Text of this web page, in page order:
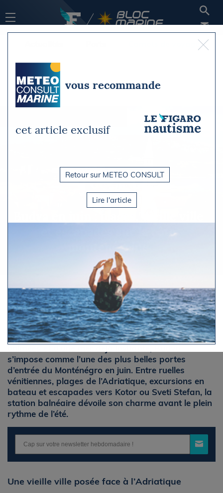
Carnets de voyage
et escapades sur la côte
monténégrine
Par Nathalie Moreau
Mardi 9 juin 2026 à 6h39
Avec le retour des longues journées, des terrasses
animées et d’une mer déjà invitante, Budva
s’impose comme l’une des plus belles portes
d’entrée du Monténégro en juin. Entre ruelles
vénitiennes, plages de l’Adriatique, excursions en
bateau et escapades vers Kotor ou Sveti Stefan, la
station balnéaire dévoile son charme avant le plein
rythme de l’été.
Une vieille ville posée face à l’Adriatique
vous recommande
cet article exclusif
Retour sur METEO CONSULT
Lire l'article